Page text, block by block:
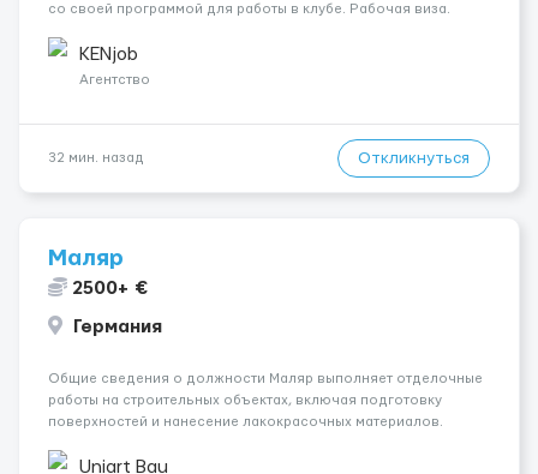
со своей программой для работы в клубе. Рабочая виза.
одного до трех месяцев. Мед. страховка. Высокая зарплат...
KENjob
Агентство
32 мин. назад Откликнуться
Маляр
2500+ €
Германия
Общие сведения о должности Маляр выполняет отделочные
работы на строительных объектах, включая подготовку
поверхностей и нанесение лакокрасочных материалов.
профессионалов на месте, приглашения делаем только для
Uniart Bau